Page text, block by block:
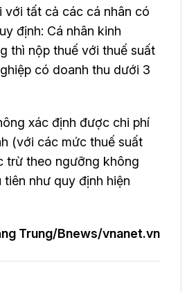
với tất cả các cá nhân có
định: Cá nhân kinh
thì nộp thuế với thuế suất
có doanh thu dưới 3
xác định được chi phí
(với các mức thuế suất
trừ theo ngưỡng không
như quy định hiện
Trung/Bnews/vnanet.vn